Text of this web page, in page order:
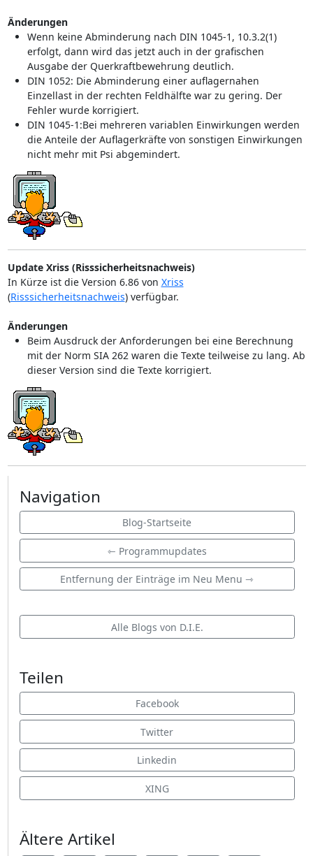
Änderungen
Wenn keine Abminderung nach DIN 1045-1, 10.3.2(1)
erfolgt, dann wird das jetzt auch in der grafischen
Ausgabe der Querkraftbewehrung deutlich.
DIN 1052: Die Abminderung einer auflagernahen
Einzellast in der rechten Feldhälfte war zu gering. Der
Fehler wurde korrigiert.
DIN 1045-1:Bei mehreren variablen Einwirkungen werden
die Anteile der Auflagerkräfte von sonstigen Einwirkungen
nicht mehr mit Psi abgemindert.
Update Xriss (Risssicherheitsnachweis)
In Kürze ist die Version 6.86 von Xriss
(Risssicherheitsnachweis) verfügbar.
Änderungen
Beim Ausdruck der Anforderungen bei eine Berechnung
mit der Norm SIA 262 waren die Texte teilweise zu lang. Ab
dieser Version sind die Texte korrigiert.
Navigation
Blog-Startseite
⇽ Programmupdates
Entfernung der Einträge im Neu Menu ⇾
Alle Blogs von D.I.E.
Teilen
Facebook
Twitter
Linkedin
XING
Ältere Artikel